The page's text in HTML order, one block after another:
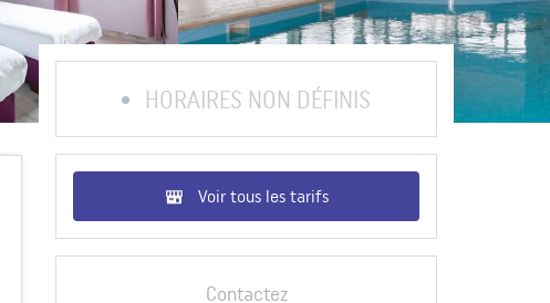
HORAIRES NON DÉFINIS
Voir tous les tarifs
Contactez